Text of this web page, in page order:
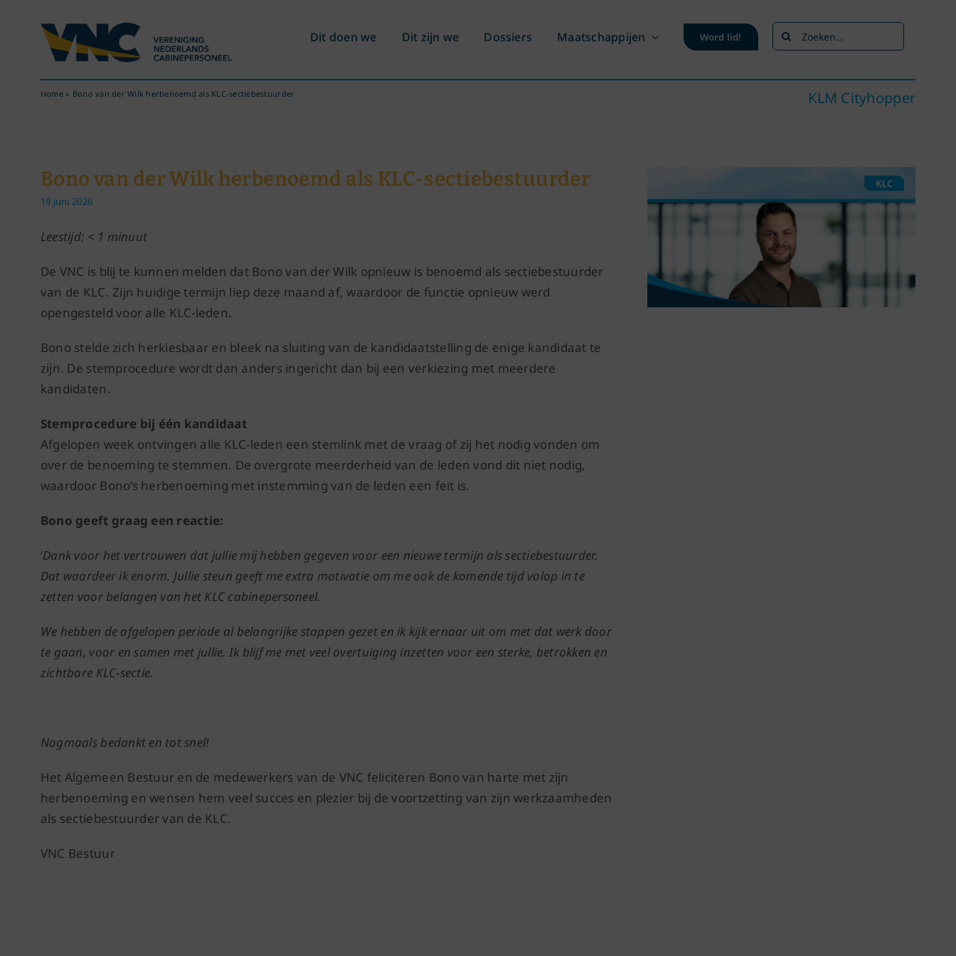
Dit doen we Dit zijn we Dossiers Maatschappijen Word lid!
Zoeken
naar:
Home» Bono van der Wilk herbenoemd als KLC-sectiebestuurder KLM Cityhopper
Bono van der Wilk herbenoemd als KLC-sectiebestuurder
19 juni 2026
Leestijd: < 1 minuut
De VNC is blij te kunnen melden dat Bono van der Wilk opnieuw is benoemd als sectiebestuurder
van de KLC. Zijn huidige termijn liep deze maand af, waardoor de functie opnieuw werd
opengesteld voor alle KLC-leden.
Bono stelde zich herkiesbaar en bleek na sluiting van de kandidaatstelling de enige kandidaat te
zijn. De stemprocedure wordt dan anders ingericht dan bij een verkiezing met meerdere
kandidaten.
Stemprocedure bij één kandidaat
Afgelopen week ontvingen alle KLC-leden een stemlink met de vraag of zij het nodig vonden om
over de benoeming te stemmen. De overgrote meerderheid van de leden vond dit niet nodig,
waardoor Bono’s herbenoeming met instemming van de leden een feit is.
Bono geeft graag een reactie:
‘Dank voor het vertrouwen dat jullie mij hebben gegeven voor een nieuwe termijn als sectiebestuurder.
Dat waardeer ik enorm. Jullie steun geeft me extra motivatie om me ook de komende tijd volop in te
zetten voor belangen van het KLC cabinepersoneel.
We hebben de afgelopen periode al belangrijke stappen gezet en ik kijk ernaar uit om met dat werk door
te gaan, voor en samen met jullie. Ik blijf me met veel overtuiging inzetten voor een sterke, betrokken en
zichtbare KLC-sectie.
Nogmaals bedankt en tot snel!
Het Algemeen Bestuur en de medewerkers van de VNC feliciteren Bono van harte met zijn
herbenoeming en wensen hem veel succes en plezier bij de voortzetting van zijn werkzaamheden
als sectiebestuurder van de KLC.
VNC Bestuur